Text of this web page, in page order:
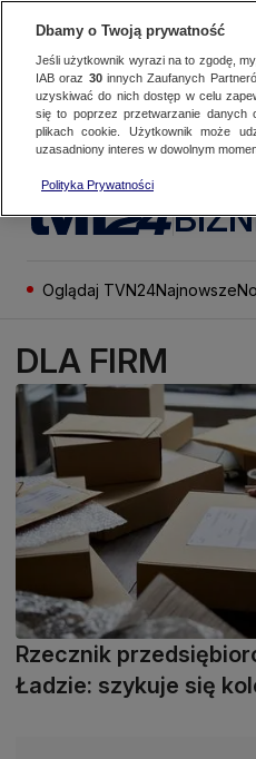
Oglądaj TVN24Najnowsze
DLA FIRM
Rzecznik
Ładzie: szykuje się
Dbamy o Twoją prywatność
Jeśli użytkownik wyrazi na to zgodę,
IAB oraz 30innych Zaufanych
uzyskiwać do nich dostęp w celu
się to poprzez przetwarzanie danych
plikach cookie. Użytkownik może
uzasadniony interes w dowolnym
Polityka Prywatności